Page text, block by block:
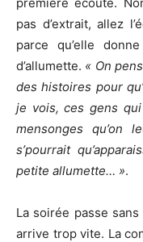
pas d’extrait, allez
parce qu’elle
d’allumette. « On
des histoires pour
je vois, ces gens qui
mensonges qu’on
s’pourrait
petite allumette… ».
La soirée passe sans
arrive trop vite. La